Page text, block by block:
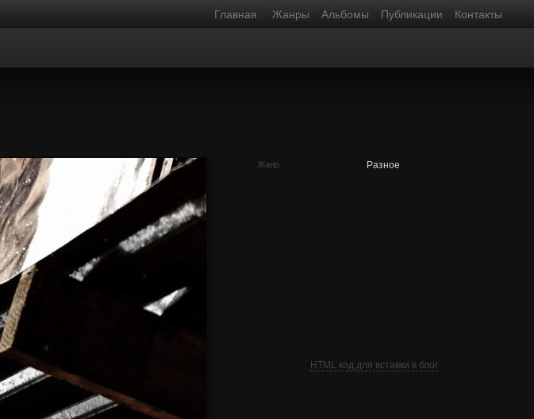
Главная Жанры Альбомы Публикации Контакты
Жанр Разное
HTML код для вставки в блог